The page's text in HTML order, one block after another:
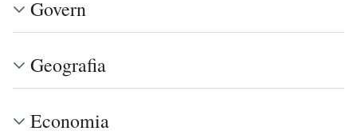
Govern
Geografia
Economia